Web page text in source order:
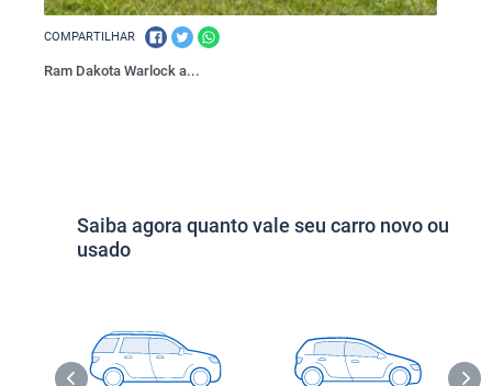
COMPARTILHAR
Ram Dakota Warlock a...
Saiba agora quanto vale seu carro novo ou
usado